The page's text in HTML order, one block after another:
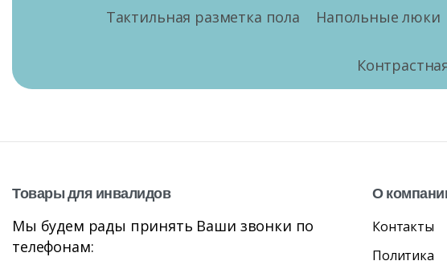
Тактильная разметка пола Напольные люки
Товарыдля инвалидов
Мы будем рады принять Ваши звонки по
телефонам:
О
Контакты
Политика